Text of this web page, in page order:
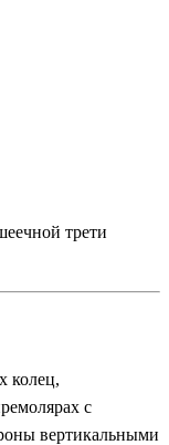
трети
колец,
с
вертикальными